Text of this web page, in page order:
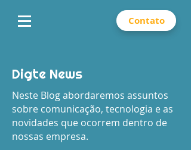
Contato
Digte News
Neste Blog abordaremos assuntos
sobre comunicação, tecnologia e as
novidades que ocorrem dentro de
nossas empresa.